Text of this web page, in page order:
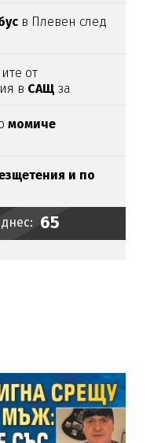
в Плевен след
от
в САЩ за
момиче
и по
65